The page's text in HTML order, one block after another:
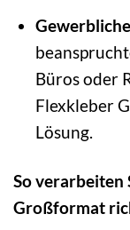
Büros oder
Flexkleber
Lösung.
So verarbeiten
Großformat